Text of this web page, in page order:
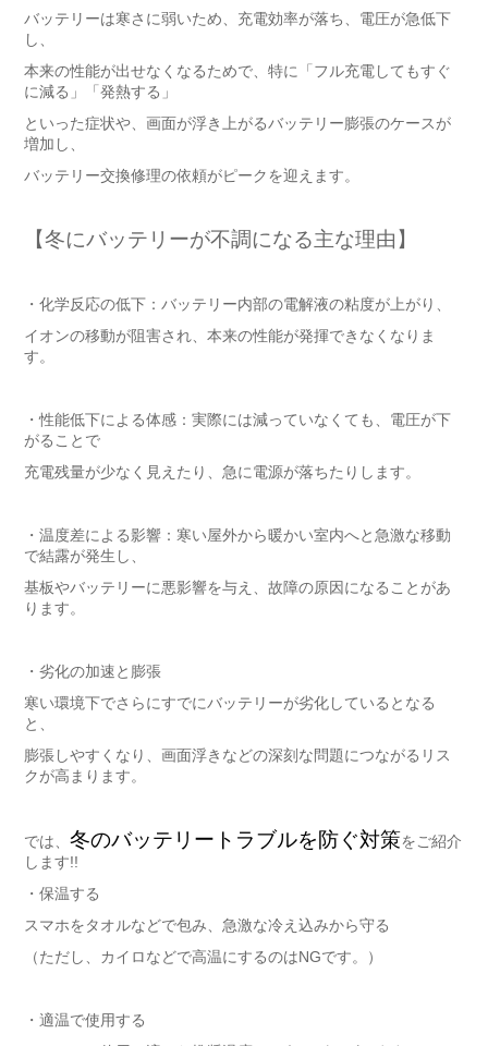
バッテリーは寒さに弱いため、充電効率が落ち、電圧が急低下
し、
本来の性能が出せなくなるためで、特に「フル充電してもすぐ
に減る」「発熱する」
といった症状や、画面が浮き上がるバッテリー膨張のケースが
増加し、
バッテリー交換修理の依頼がピークを迎えます。
【冬にバッテリーが不調になる主な理由】
・化学反応の低下：バッテリー内部の電解液の粘度が上がり、
イオンの移動が阻害され、本来の性能が発揮できなくなりま
す。
・性能低下による体感：実際には減っていなくても、電圧が下
がることで
充電残量が少なく見えたり、急に電源が落ちたりします。
・温度差による影響：寒い屋外から暖かい室内へと急激な移動
で結露が発生し、
基板やバッテリーに悪影響を与え、故障の原因になることがあ
ります。
・劣化の加速と膨張
寒い環境下でさらにすでにバッテリーが劣化しているとなる
と、
膨張しやすくなり、画面浮きなどの深刻な問題につながるリス
クが高まります。
では、 冬のバッテリートラブルを防ぐ対策をご紹介
します!!
・保温する
スマホをタオルなどで包み、急激な冷え込みから守る
（ただし、カイロなどで高温にするのはNGです。）
・適温で使用する